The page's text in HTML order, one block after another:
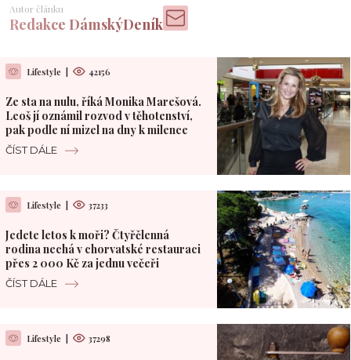
Autor článku
Redakce DámskýDeník
Lifestyle 42156
Ze sta na nulu, říká Monika Marešová.
Leoš jí oznámil rozvod v těhotenství,
pak podle ní mizel na dny k milence
ČÍST DÁLE
Lifestyle 37233
Jedete letos k moři? Čtyřčlenná
rodina nechá v chorvatské restauraci
přes 2 000 Kč za jednu večeři
ČÍST DÁLE
Lifestyle 37298